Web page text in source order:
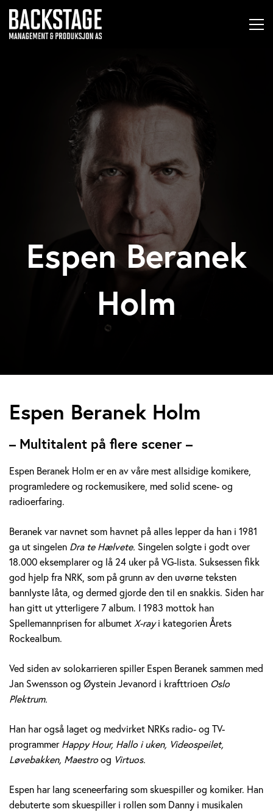
Espen Beranek
Holm
E
p
e
n
B
e
r
a
n
e
k
H
o
l
m
Espen Beranek Holm
– Multitalent på flere scener –
Espen Beranek Holm er en av våre mest allsidige komikere,
programledere og rockemusikere, med solid scene- og
radioerfaring.
Beranek var navnet som havnet på alles lepper da han i 1981
ga ut singelen Dra te Hælvete. Singelen solgte i godt over
18.000 eksemplarer og lå 24 uker på VG-lista. Suksessen fikk
god hjelp fra NRK, som på grunn av den uvørne teksten
bannlyste låta, og dermed gjorde den til en snakkis. Siden har
han gitt ut ytterligere 7 album. I 1983 mottok han
Spellemannprisen for albumetX-rayi kategorien Årets
Rockealbum.
Ved siden av solokarrieren spiller Espen Beranek sammen med
Jan Swensson og Øystein Jevanord i krafttrioen Oslo
Plektrum.
Han har også laget og medvirket NRKs radio- og TV-
programmerHappy Hour, Hallo i uken, Videospeilet,
Løvebakken, Maestroog Virtuos.
Espen har lang sceneerfaring som skuespiller og komiker. Han
debuterte som skuespiller i rollen som Danny i musikalen